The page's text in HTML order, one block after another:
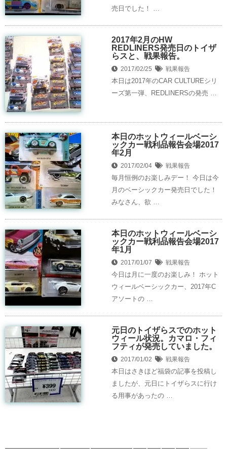
売日でした！ …
2017年2月のHW
REDLINERS発売日のトイザ
らスと、戦果報告。
2017/02/25 戦果報告
本日は2017年のCAR CULTUREシリ
ーズ第一弾、REDLINERSの発売 …
本日のホットウィールベーシ
ックカー戦利品報告会場2017
年2月
2017/02/04 戦果報告
毎月恒例のお楽しみデー！ 今日は今
月のベーシックカー発売日でした！
みなさん、欲 …
本日のホットウィールベーシ
ックカー戦利品報告会場2017
年1月
2017/01/07 戦果報告
今日は月に一度のお楽しみ！ ホット
ウィールベーシックカー、2017年C
アソートの …
元日のトイザらスでのホット
ウィール状況。カマロ・フィ
フティが発売していました。
2017/01/02 戦果報告
本日はさきほど福袋の記事を投稿し
ましたが、元日にトイザらスに行け
る用事があったの …